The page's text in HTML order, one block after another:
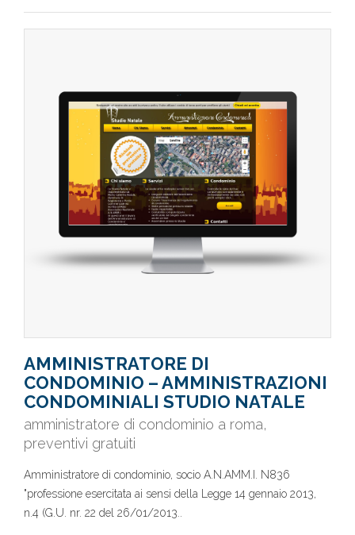
AMMINISTRATORE DI
CONDOMINIO – AMMINISTRAZIONI
CONDOMINIALI STUDIO NATALE
amministratore di condominio a roma,
preventivi gratuiti
Amministratore di condominio, socio A.N.AMM.I. N836
"professione esercitata ai sensi della Legge 14 gennaio 2013,
n.4 (G.U. nr. 22 del 26/01/2013..